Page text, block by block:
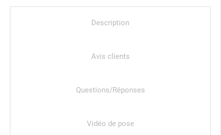
Description
Avis clients
Questions/Réponses
Vidéo de pose